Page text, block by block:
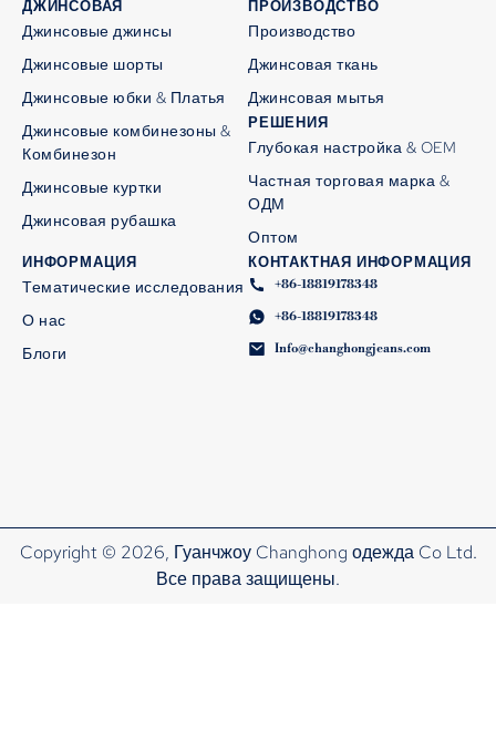
ДЖИНСОВАЯ
Джинсовые джинсы
Джинсовые шорты
Джинсовые юбки & Платья
Джинсовые комбинезоны &
Комбинезон
Джинсовые куртки
Джинсовая рубашка
ПРОИЗВОДСТВО
Производство
Джинсовая ткань
Джинсовая мытья
РЕШЕНИЯ
Глубокая настройка & OEM
Частная торговая марка &
ОДМ
Оптом
ИНФОРМАЦИЯ
Тематические исследования
О нас
Блоги
КОНТАКТНАЯ ИНФОРМАЦИЯ
+86-18819178348
+86-18819178348
Info@changhongjeans.com
Copyright © 2026, Гуанчжоу Changhong одежда Co Ltd.
Все права защищены.